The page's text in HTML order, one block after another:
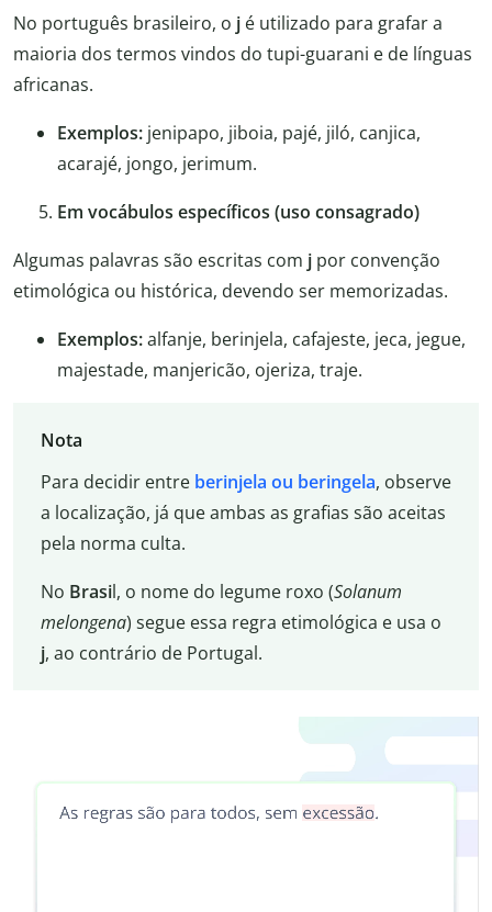
No português brasileiro, o j é utilizado para grafar a
maioria dos termos vindos do tupi-guarani e de línguas
africanas.
Exemplos: jenipapo, jiboia, pajé, jiló, canjica,
acarajé, jongo, jerimum.
Em vocábulos específicos (uso consagrado)
Algumas palavras são escritas com j por convenção
etimológica ou histórica, devendo ser memorizadas.
Exemplos:alfanje, berinjela, cafajeste, jeca, jegue,
majestade, manjericão, ojeriza, traje.
Nota
Para decidir entre berinjela ou beringela, observe
a localização, já que ambas as grafias são aceitas
pela norma culta.
No Brasil, o nome do legume roxo (Solanum
melongena) segue essa regra etimológica e usa o
j, ao contrário de Portugal.